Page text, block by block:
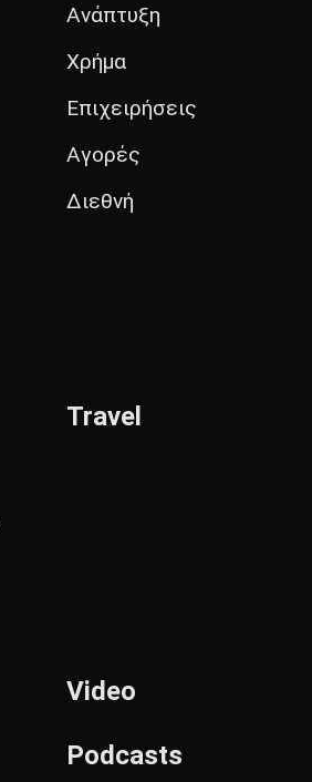
Ανάπτυξη
Χρήμα
Επιχειρήσεις
Αγορές
Διεθνή
Travel
Video
Podcasts